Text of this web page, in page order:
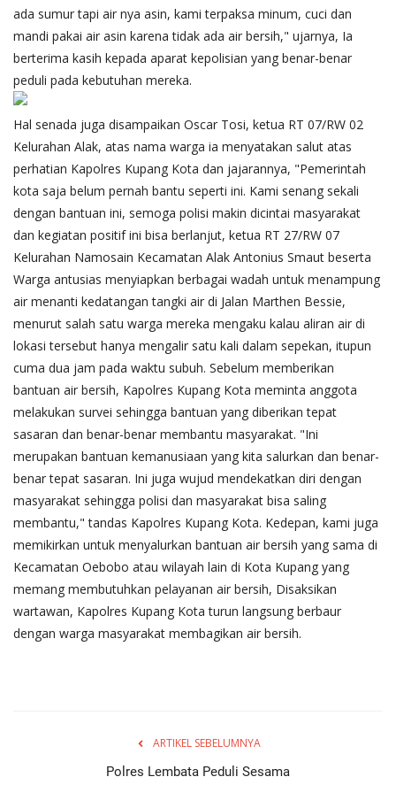
ada sumur tapi air nya asin, kami terpaksa minum, cuci dan
mandi pakai air asin karena tidak ada air bersih," ujarnya, Ia
berterima kasih kepada aparat kepolisian yang benar-benar
peduli pada kebutuhan mereka.
Hal senada juga disampaikan Oscar Tosi, ketua RT 07/RW 02
Kelurahan Alak, atas nama warga ia menyatakan salut atas
perhatian Kapolres Kupang Kota dan jajarannya, "Pemerintah
kota saja belum pernah bantu seperti ini. Kami senang sekali
dengan bantuan ini, semoga polisi makin dicintai masyarakat
dan kegiatan positif ini bisa berlanjut, ketua RT 27/RW 07
Kelurahan Namosain Kecamatan Alak Antonius Smaut beserta
Warga antusias menyiapkan berbagai wadah untuk menampung
air menanti kedatangan tangki air di Jalan Marthen Bessie,
menurut salah satu warga mereka mengaku kalau aliran air di
lokasi tersebut hanya mengalir satu kali dalam sepekan, itupun
cuma dua jam pada waktu subuh. Sebelum memberikan
bantuan air bersih, Kapolres Kupang Kota meminta anggota
melakukan survei sehingga bantuan yang diberikan tepat
sasaran dan benar-benar membantu masyarakat. "Ini
merupakan bantuan kemanusiaan yang kita salurkan dan benar-
benar tepat sasaran. Ini juga wujud mendekatkan diri dengan
masyarakat sehingga polisi dan masyarakat bisa saling
membantu," tandas Kapolres Kupang Kota. Kedepan, kami juga
memikirkan untuk menyalurkan bantuan air bersih yang sama di
Kecamatan Oebobo atau wilayah lain di Kota Kupang yang
memang membutuhkan pelayanan air bersih, Disaksikan
wartawan, Kapolres Kupang Kota turun langsung berbaur
dengan warga masyarakat membagikan air bersih.
ARTIKEL SEBELUMNYA
Polres Lembata Peduli Sesama